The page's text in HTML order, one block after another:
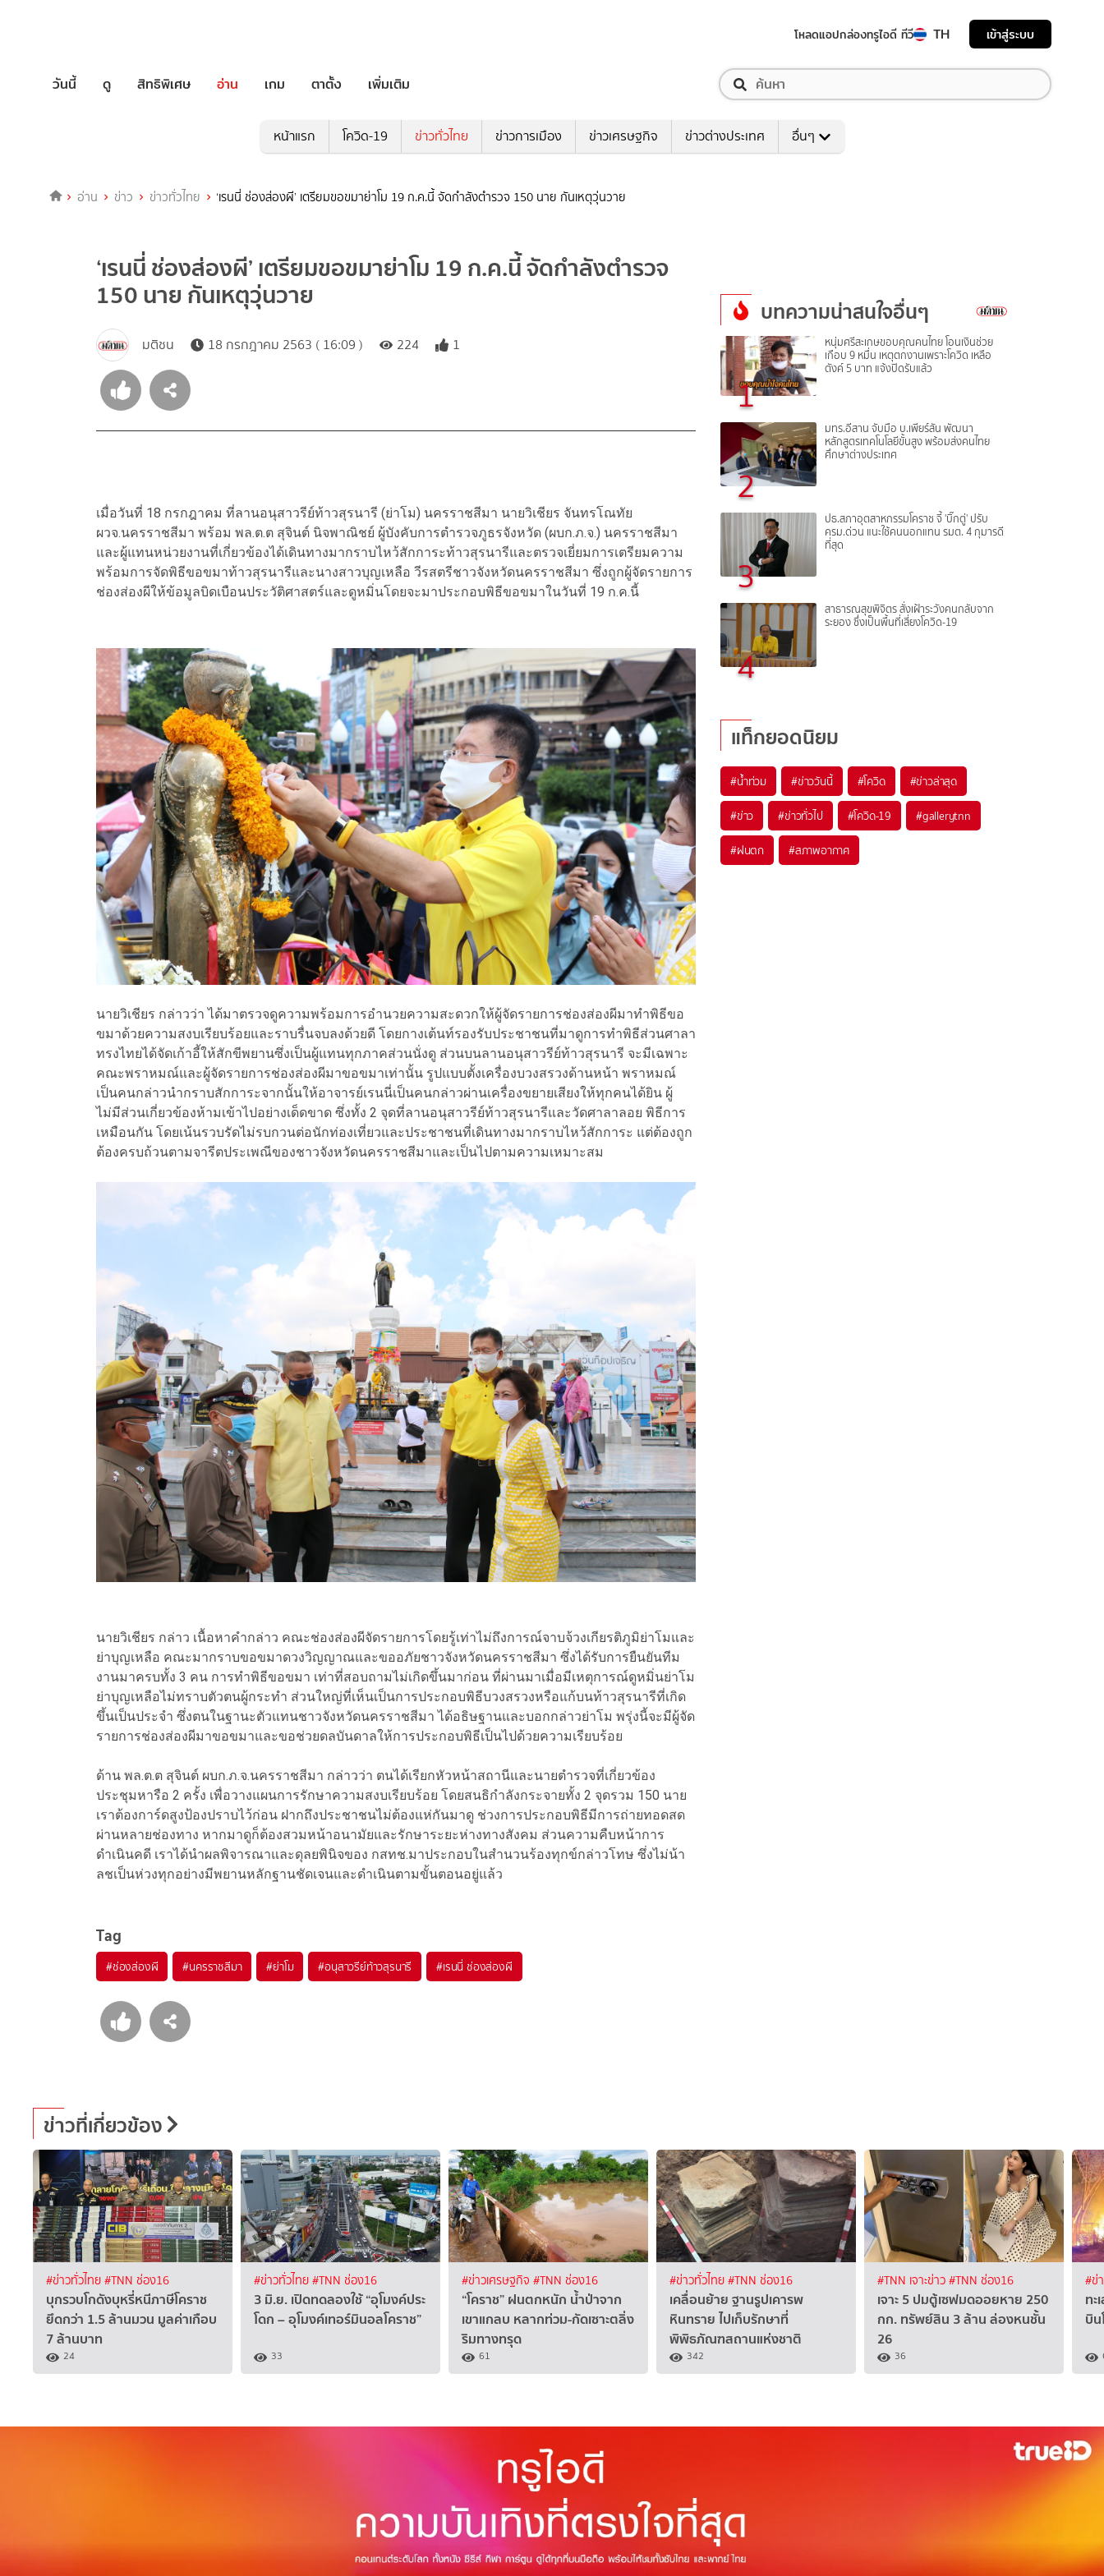
โหลดแอปกล่องทรูไอดี ทีวี TH เข้าสู่ระบบ
วันนี้ ดู สิทธิพิเศษ อ่าน เกม ตาตั้ง เพิ่มเติม
หน้าแรก โควิด-19 ข่าวทั่วไทย ข่าวการเมือง ข่าวเศรษฐกิจ ข่าวต่างประเทศ อื่นๆ
อ่าน ข่าว ข่าวทั่วไทย ‘เรนนี่ ช่องส่องผี’ เตรียมขอขมาย่าโม 19 ก.ค.นี้ จัดกำลังตำรวจ 150 นาย กันเหตุวุ่นวาย
‘เรนนี่ ช่องส่องผี’ เตรียมขอขมาย่าโม 19 ก.ค.นี้ จัดกำลังตำรวจ
150 นาย กันเหตุวุ่นวาย
มติชน 18 กรกฎาคม 2563 ( 16:09 ) 224 1
เมื่อวันที่ 18 กรกฎาคม ที่ลานอนุสาวรีย์ท้าวสุรนารี (ย่าโม) นครราชสีมา นายวิเชียร จันทรโณทัย
ผวจ.นครราชสีมา พร้อม พล.ต.ต สุจินต์ นิจพาณิชย์ ผู้บังคับการตำรวจภูธรจังหวัด (ผบก.ภ.จ.) นครราชสีมา
และผู้แทนหน่วยงานที่เกี่ยวข้องได้เดินทางมากราบไหว้สักการะท้าวสุรนารีและตรวจเยี่ยมการเตรียมความ
พร้อมการจัดพิธีขอขมาท้าวสุรนารีและนางสาวบุญเหลือ วีรสตรีชาวจังหวัดนครราชสีมา ซึ่งถูกผู้จัดรายการ
ช่องส่องผีให้ข้อมูลบิดเบือนประวัติศาสตร์และดูหมิ่นโดยจะมาประกอบพิธีขอขมาในวันที่ 19 ก.ค.นี้
นายวิเชียร กล่าวว่า ได้มาตรวจดูความพร้อมการอำนวยความสะดวกให้ผู้จัดรายการช่องส่องผีมาทำพิธีขอ
ขมาด้วยความสงบเรียบร้อยและราบรื่นจบลงด้วยดี โดยกางเต้นท์รองรับประชาชนที่มาดูการทำพิธีส่วนศาลา
ทรงไทยได้จัดเก้าอี้ให้สักขีพยานซึ่งเป็นผู้แทนทุกภาคส่วนนั่งดู ส่วนบนลานอนุสาวรีย์ท้าวสุรนารี จะมีเฉพาะ
คณะพราหมณ์และผู้จัดรายการช่องส่องผีมาขอขมาเท่านั้น รูปแบบตั้งเครื่องบวงสรวงด้านหน้า พราหมณ์
เป็นคนกล่าวนำกราบสักการะจากนั้นให้อาจารย์เรนนี่เป็นคนกล่าวผ่านเครื่องขยายเสียงให้ทุกคนได้ยิน ผู้
ไม่มีส่วนเกี่ยวข้องห้ามเข้าไปอย่างเด็ดขาด ซึ่งทั้ง 2 จุดที่ลานอนุสาวรีย์ท้าวสุรนารีและวัดศาลาลอย พิธีการ
เหมือนกัน โดยเน้นรวบรัดไม่รบกวนต่อนักท่องเที่ยวและประชาชนที่เดินทางมากราบไหว้สักการะ แต่ต้องถูก
ต้องครบถ้วนตามจารีตประเพณีของชาวจังหวัดนครราชสีมาและเป็นไปตามความเหมาะสม
นายวิเชียร กล่าว เนื้อหาคำกล่าว คณะช่องส่องผีจัดรายการโดยรู้เท่าไม่ถึงการณ์จาบจ้วงเกียรติภูมิย่าโมและ
ย่าบุญเหลือ คณะมากราบขอขมาดวงวิญญาณและขออภัยชาวจังหวัดนครราชสีมา ซึ่งได้รับการยืนยันทีม
งานมาครบทั้ง 3 คน การทำพิธีขอขมา เท่าที่สอบถามไม่เกิดขึ้นมาก่อน ที่ผ่านมาเมื่อมีเหตุการณ์ดูหมิ่นย่าโม
ย่าบุญเหลือไม่ทราบตัวตนผู้กระทำ ส่วนใหญ่ที่เห็นเป็นการประกอบพิธีบวงสรวงหรือแก้บนท้าวสุรนารีที่เกิด
ขึ้นเป็นประจำ ซึ่งตนในฐานะตัวแทนชาวจังหวัดนครราชสีมา ได้อธิษฐานและบอกกล่าวย่าโม พรุ่งนี้จะมีผู้จัด
รายการช่องส่องผีมาขอขมาและขอช่วยดลบันดาลให้การประกอบพิธีเป็นไปด้วยความเรียบร้อย
ด้าน พล.ต.ต สุจินต์ ผบก.ภ.จ.นครราชสีมา กล่าวว่า ตนได้เรียกหัวหน้าสถานีและนายตำรวจที่เกี่ยวข้อง
ประชุมหารือ 2 ครั้ง เพื่อวางแผนการรักษาความสงบเรียบร้อย โดยสนธิกำลังกระจายทั้ง 2 จุดรวม 150 นาย
เราต้องการ์ดสูงป้องปราบไว้ก่อน ฝากถึงประชาชนไม่ต้องแห่กันมาดู ช่วงการประกอบพิธีมีการถ่ายทอดสด
ผ่านหลายช่องทาง หากมาดูก็ต้องสวมหน้าอนามัยและรักษาระยะห่างทางสังคม ส่วนความคืบหน้าการ
ดำเนินคดี เราได้นำผลพิจารณาและดุลยพินิจของ กสทช.มาประกอบในสำนวนร้องทุกข์กล่าวโทษ ซึ่งไม่น้า
ลชเป็นห่วงทุกอย่างมีพยานหลักฐานชัดเจนและดำเนินตามขั้นตอนอยู่แล้ว
Tag
#ช่องส่องผี #นครราชสีมา #ย่าโม #อนุสาวรีย์ท้าวสุรนารี #เรนนี่ ช่องส่องผี
บทความน่าสนใจอื่นๆ
1
หนุ่มศรีสะเกษขอบคุณคนไทย โอนเงินช่วย
เกือบ 9 หมื่น เหตุตกงานเพราะโควิด เหลือ
ตังค์ 5 บาท แจ้งปิดรับแล้ว
2
มทร.อีสาน จับมือ บ.เพียร์สัน พัฒนา
หลักสูตรเทคโนโลยีขั้นสูง พร้อมส่งคนไทย
ศึกษาต่างประเทศ
3
ปธ.สภาอุตสาหกรรมโคราช จี้ 'บิ๊กตู่' ปรับ
ครม.ด่วน แนะใช้คนนอกแทน รมต. 4 กุมารดี
ที่สุด
4
สาธารณสุขพิจิตร สั่งเฝ้าระวังคนกลับจาก
ระยอง ซึ่งเป็นพื้นที่เสี่ยงโควิด-19
แท็กยอดนิยม
#น้ำท่วม #ข่าววันนี้ #โควิด #ข่าวล่าสุด
#ข่าว #ข่าวทั่วไป #โควิด-19 #gallerytnn
#ฝนตก #สภาพอากาศ
ข่าวที่เกี่ยวข้อง
#ข่าวทั่วไทย#TNN ช่อง16
บุกรวบโกดังบุหรี่หนีภาษีโคราช
ยึดกว่า 1.5 ล้านมวน มูลค่าเกือบ
7 ล้านบาท
24
#ข่าวทั่วไทย#TNN ช่อง16
3 มิ.ย. เปิดทดลองใช้ “อุโมงค์ประ
โดก – อุโมงค์เทอร์มินอลโคราช”
33
#ข่าวเศรษฐกิจ #TNN ช่อง16
“โคราช” ฝนตกหนัก น้ำป่าจาก
เขาแกลบ หลากท่วม-กัดเซาะตลิ่ง
ริมทางทรุด
61
#ข่าวทั่วไทย#TNN ช่อง16
เคลื่อนย้าย ฐานรูปเคารพ
หินทราย ไปเก็บรักษาที่
พิพิธภัณฑสถานแห่งชาติ
342
#TNN เจาะข่าว#TNN ช่อง16
เจาะ 5 ปมตู้เซฟมดออยหาย 250
กก. ทรัพย์สิน 3 ล้าน ล่องหนชั้น
26
36
#ข่
ทะ
บิน